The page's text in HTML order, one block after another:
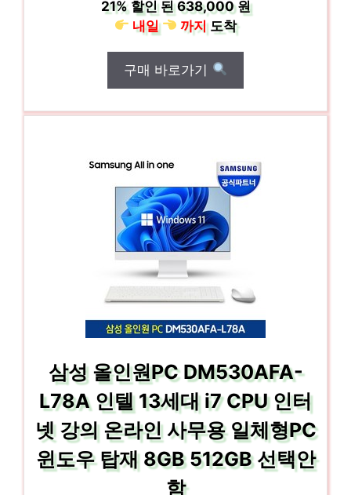
21%할인 된638,000 원
내일
까지도착
구매 바로가기
삼성 올인원PC DM530AFA-
L78A 인텔 13세대 i7 CPU 인터
넷 강의 온라인 사무용 일체형PC
윈도우 탑재 8GB 512GB 선택안
함